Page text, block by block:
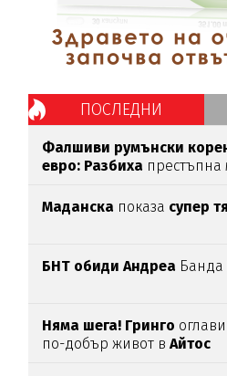
ПОСЛЕДНИ
Фалшиви румънски
евро: Разбиха престъпна
Маданска показа супер
БНТ обиди Андреа Банда
Няма шега! Гринго
по-добър живот вАйтос